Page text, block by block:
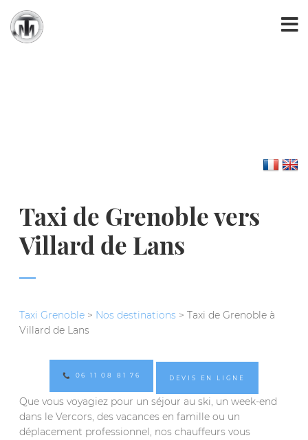
Taxi de Grenoble vers
Villard de Lans
Taxi Grenoble > Nos destinations > Taxi de Grenoble à
Villard de Lans
📞 06 11 08 81 76 DEVIS EN LIGNE
Que vous voyagiez pour un séjour au ski, un week-end
dans le Vercors, des vacances en famille ou un
déplacement professionnel, nos chauffeurs vous